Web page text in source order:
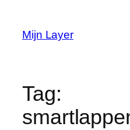
Mijn Layer
Tag: